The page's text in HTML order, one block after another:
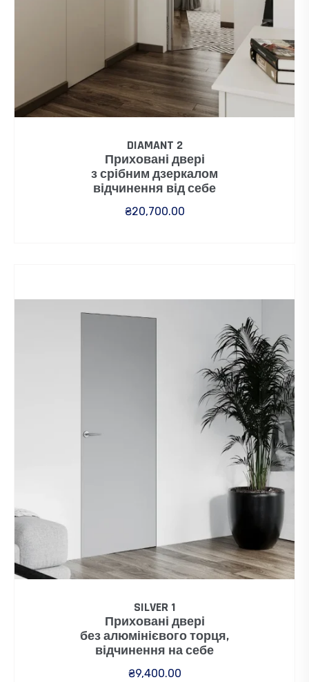
DIAMANT 2
Приховані двері
з срібним дзеркалом
відчинення від себе
₴20,700.00
SILVER 1
Приховані двері
без алюмінієвого торця,
відчинення на себе
₴9,400.00